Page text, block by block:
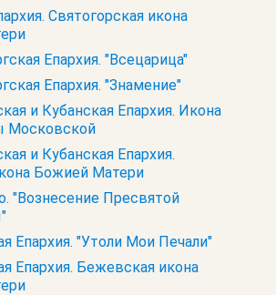
Святогорская икона
Епархия. "Всецарица"
Епархия. "Знамение"
и Кубанская Епархия. Икона
Московской
и Кубанская Епархия.
Божией Матери
"Вознесение Пресвятой
Епархия. "Утоли Мои Печали"
Епархия. Бежевская икона